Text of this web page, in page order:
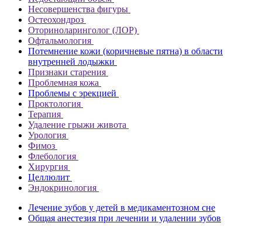
Несовершенства фигуры
Остеохондроз
Оториноларинголог (ЛОР)
Офтальмология
Потемнение кожи (коричневые пятна) в области
внутренней лодыжки
Признаки старения
Проблемная кожа
Проблемы с эрекцией
Проктология
Терапия
Удаление грыжи живота
Урология
Фимоз
Флебология
Хирургия
Целлюлит
Эндокринология
Лечение зубов у детей в медикаментозном сне
Общая анестезия при лечении и удалении зубов